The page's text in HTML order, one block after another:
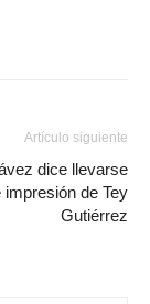
Artículo siguiente
dice llevarse
impresión de Tey
Gutiérrez